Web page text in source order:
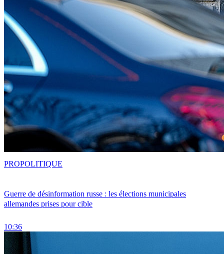
Guerre de désinformation russe : les élections municipales
allemandes prises pour cible
10:36
PROPOLITIQUE